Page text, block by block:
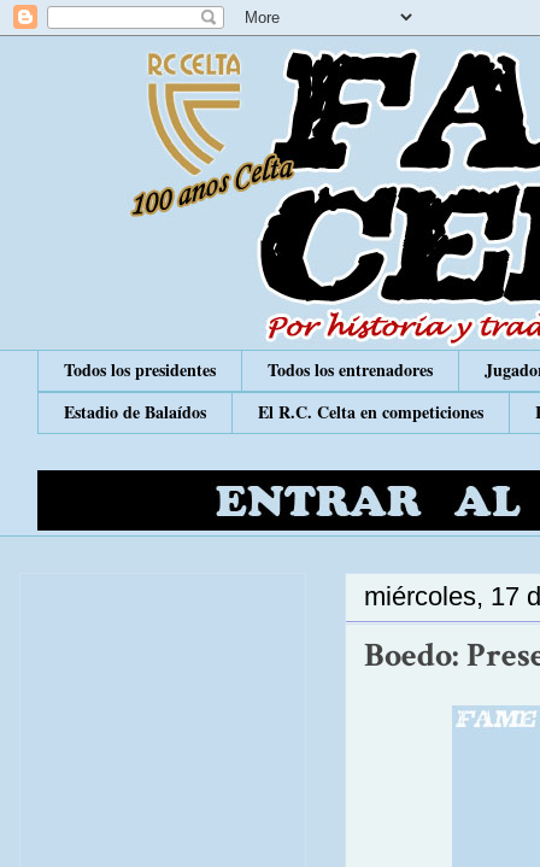
Todos los presidentes Todos los entrenadores
Estadio de Balaídos
El R.C. Celta en competiciones
miércoles, 17
Boedo: